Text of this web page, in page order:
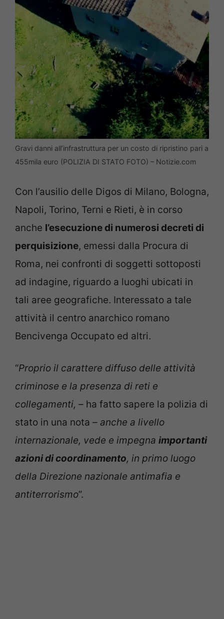
Gravi danni all’infrastruttura per un costo di ripristino pari a
455mila euro (POLIZIA DI STATO FOTO) – Notizie.com
Con l’ausilio delle Digos di Milano, Bologna,
Napoli, Torino, Terni e Rieti, è in corso
anche l’esecuzione di numerosi decreti di
perquisizione, emessi dalla Procura di
Roma, nei confronti di soggetti sottoposti
ad indagine, riguardo a luoghi ubicati in
tali aree geografiche. Interessato a tale
attività il centro anarchico romano
Bencivenga Occupato ed altri.
“Proprio il carattere diffuso delle attività
criminose e la presenza di reti e
collegamenti, – ha fatto sapere la polizia di
stato in una nota – anche a livello
internazionale, vede e impegna importanti
azioni di coordinamento, in primo luogo
della Direzione nazionale antimafia e
antiterrorismo”.